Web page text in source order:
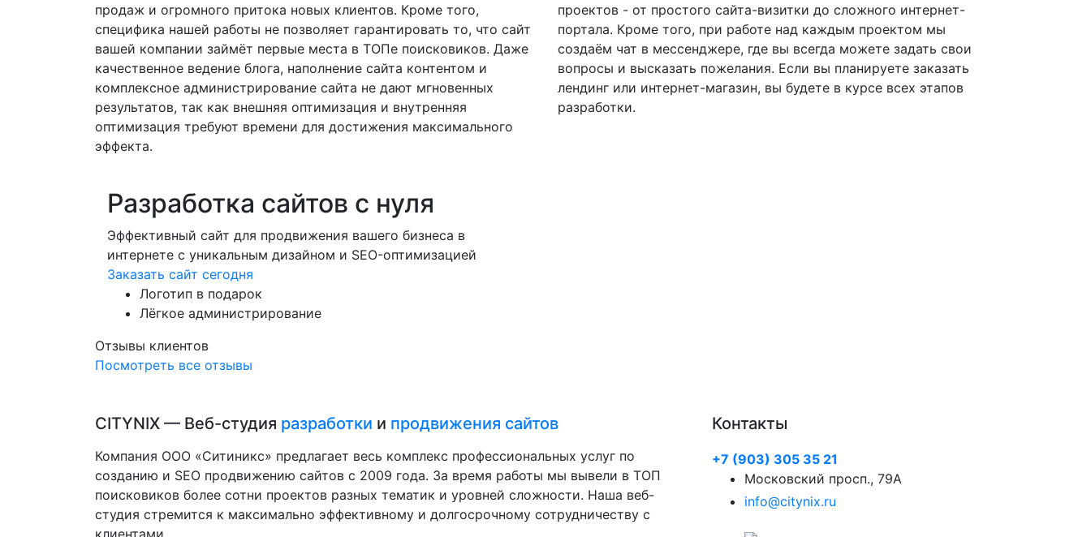
продаж и огромного притока новых клиентов. Кроме того,
специфика нашей работы не позволяет гарантировать то, что сайт
вашей компании займёт первые места в ТОПе поисковиков. Даже
качественное ведение блога, наполнение сайта контентом и
комплексное администрирование сайта не дают мгновенных
результатов, так как внешняя оптимизация и внутренняя
оптимизация требуют времени для достижения максимального
эффекта.
проектов - от простого сайта-визитки до сложного интернет-
портала. Кроме того, при работе над каждым проектом мы
создаём чат в мессенджере, где вы всегда можете задать свои
вопросы и высказать пожелания. Если вы планируете заказать
лендинг или интернет-магазин, вы будете в курсе всех этапов
разработки.
Разработка сайтов с нуля
Эффективный сайт для продвижения вашего бизнеса в
интернете с уникальным дизайном и SEO-оптимизацией
Заказать сайт сегодня
Логотип в подарок
Лёгкое администрирование
Отзывы клиентов
Посмотреть все отзывы
CITYNIX — Веб-студия разработки и продвижения сайтов
Компания ООО «Ситиникс» предлагает весь комплекс профессиональных услуг по
созданию и SEO продвижению сайтов с 2009 года. За время работы мы вывели в ТОП
поисковиков более сотни проектов разных тематик и уровней сложности. Наша веб-
студия стремится к максимально эффективному и долгосрочному сотрудничеству с
Контакты
+7 (903) 305 35 21
Московский просп., 79А
info@citynix.ru